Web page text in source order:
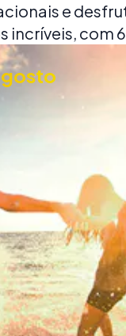
e
incríveis, com